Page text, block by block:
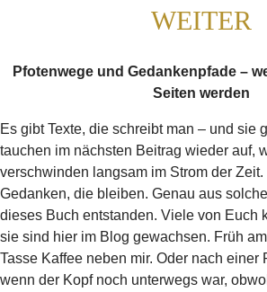
WEITER
Pfotenwege und Gedankenpfade –
Seiten werden
Es gibt Texte, die schreibt man – und sie
tauchen im nächsten Beitrag wieder auf,
verschwinden langsam im Strom der
Gedanken, die bleiben. Genau aus
dieses Buch entstanden. Viele von Euch
sie sind hier im Blog gewachsen. Früh
Tasse Kaffee neben mir. Oder nach einer
wenn der Kopf noch unterwegs war,